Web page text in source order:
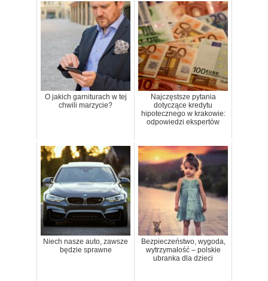
O jakich garniturach w tej
chwili marzycie?
Najczęstsze pytania
dotyczące kredytu
hipotecznego w krakowie:
odpowiedzi ekspertów
Niech nasze auto, zawsze
będzie sprawne
Bezpieczeństwo, wygoda,
wytrzymałość – polskie
ubranka dla dzieci